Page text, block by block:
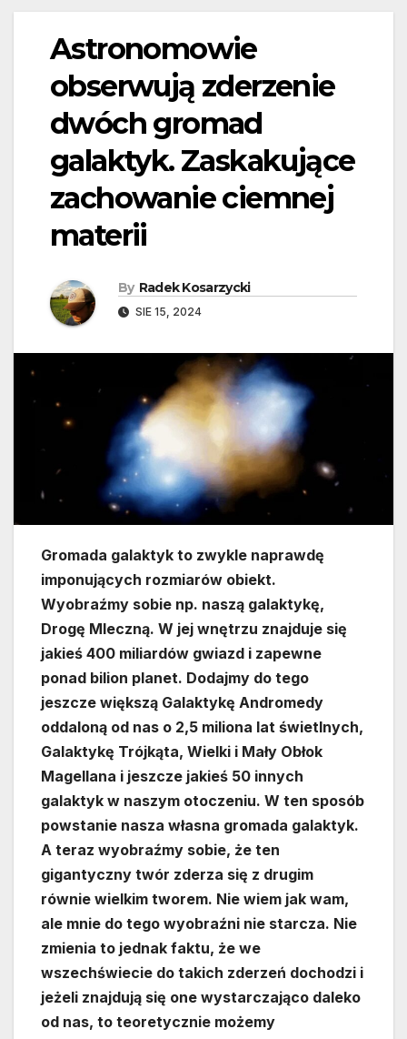
Astronomowie
obserwują zderzenie
dwóch gromad
galaktyk. Zaskakujące
zachowanie ciemnej
materii
By Radek Kosarzycki
SIE 15, 2024
Gromada galaktyk to zwykle naprawdę
imponujących rozmiarów obiekt.
Wyobraźmy sobie np. naszą galaktykę,
Drogę Mleczną. W jej wnętrzu znajduje się
jakieś 400 miliardów gwiazd i zapewne
ponad bilion planet. Dodajmy do tego
jeszcze większą Galaktykę Andromedy
oddaloną od nas o 2,5 miliona lat świetlnych,
Galaktykę Trójkąta, Wielki i Mały Obłok
Magellana i jeszcze jakieś 50 innych
galaktyk w naszym otoczeniu. W ten sposób
powstanie nasza własna gromada galaktyk.
A teraz wyobraźmy sobie, że ten
gigantyczny twór zderza się z drugim
równie wielkim tworem. Nie wiem jak wam,
ale mnie do tego wyobraźni nie starcza. Nie
zmienia to jednak faktu, że we
wszechświecie do takich zderzeń dochodzi i
jeżeli znajdują się one wystarczająco daleko
od nas, to teoretycznie możemy